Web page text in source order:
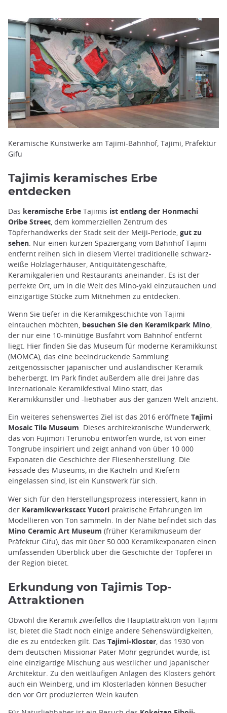
Keramische Kunstwerke am Tajimi-Bahnhof, Tajimi, Präfektur
Gifu
Tajimis keramisches Erbe
entdecken
Das keramische Erbe Tajimis ist entlang der Honmachi
Oribe Street, dem kommerziellen Zentrum des
Töpferhandwerks der Stadt seit der Meiji-Periode, gut zu
sehen. Nur einen kurzen Spaziergang vom Bahnhof Tajimi
entfernt reihen sich in diesem Viertel traditionelle schwarz-
weiße Holzlagerhäuser, Antiquitätengeschäfte,
Keramikgalerien und Restaurants aneinander. Es ist der
perfekte Ort, um in die Welt des Mino-yaki einzutauchen und
einzigartige Stücke zum Mitnehmen zu entdecken.
Wenn Sie tiefer in die Keramikgeschichte von Tajimi
eintauchen möchten, besuchen Sie den Keramikpark Mino,
der nur eine 10-minütige Busfahrt vom Bahnhof entfernt
liegt. Hier finden Sie das Museum für moderne Keramikkunst
(MOMCA), das eine beeindruckende Sammlung
zeitgenössischer japanischer und ausländischer Keramik
beherbergt. Im Park findet außerdem alle drei Jahre das
Internationale Keramikfestival Mino statt, das
Keramikkünstler und -liebhaber aus der ganzen Welt anzieht.
Ein weiteres sehenswertes Ziel ist das 2016 eröffnete Tajimi
Mosaic Tile Museum. Dieses architektonische Wunderwerk,
das von Fujimori Terunobu entworfen wurde, ist von einer
Tongrube inspiriert und zeigt anhand von über 10 000
Exponaten die Geschichte der Fliesenherstellung. Die
Fassade des Museums, in die Kacheln und Kiefern
eingelassen sind, ist ein Kunstwerk für sich.
Wer sich für den Herstellungsprozess interessiert, kann in
der Keramikwerkstatt Yutori praktische Erfahrungen im
Modellieren von Ton sammeln. In der Nähe befindet sich das
Mino Ceramic Art Museum (früher Keramikmuseum der
Präfektur Gifu), das mit über 50.000 Keramikexponaten einen
umfassenden Überblick über die Geschichte der Töpferei in
der Region bietet.
Erkundung von Tajimis Top-
Attraktionen
Obwohl die Keramik zweifellos die Hauptattraktion von Tajimi
ist, bietet die Stadt noch einige andere Sehenswürdigkeiten,
die es zu entdecken gilt. Das Tajimi-Kloster , das 1930 von
dem deutschen Missionar Pater Mohr gegründet wurde, ist
eine einzigartige Mischung aus westlicher und japanischer
Architektur. Zu den weitläufigen Anlagen des Klosters gehört
auch ein Weinberg, und im Klosterladen können Besucher
den vor Ort produzierten Wein kaufen.